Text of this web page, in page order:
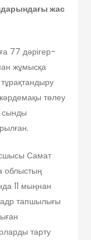
жас
77 дәрігер-
жұмысқа
төлеу
сынды
Самат
облыстың
11 мыңнан
тапшылығы
тарту